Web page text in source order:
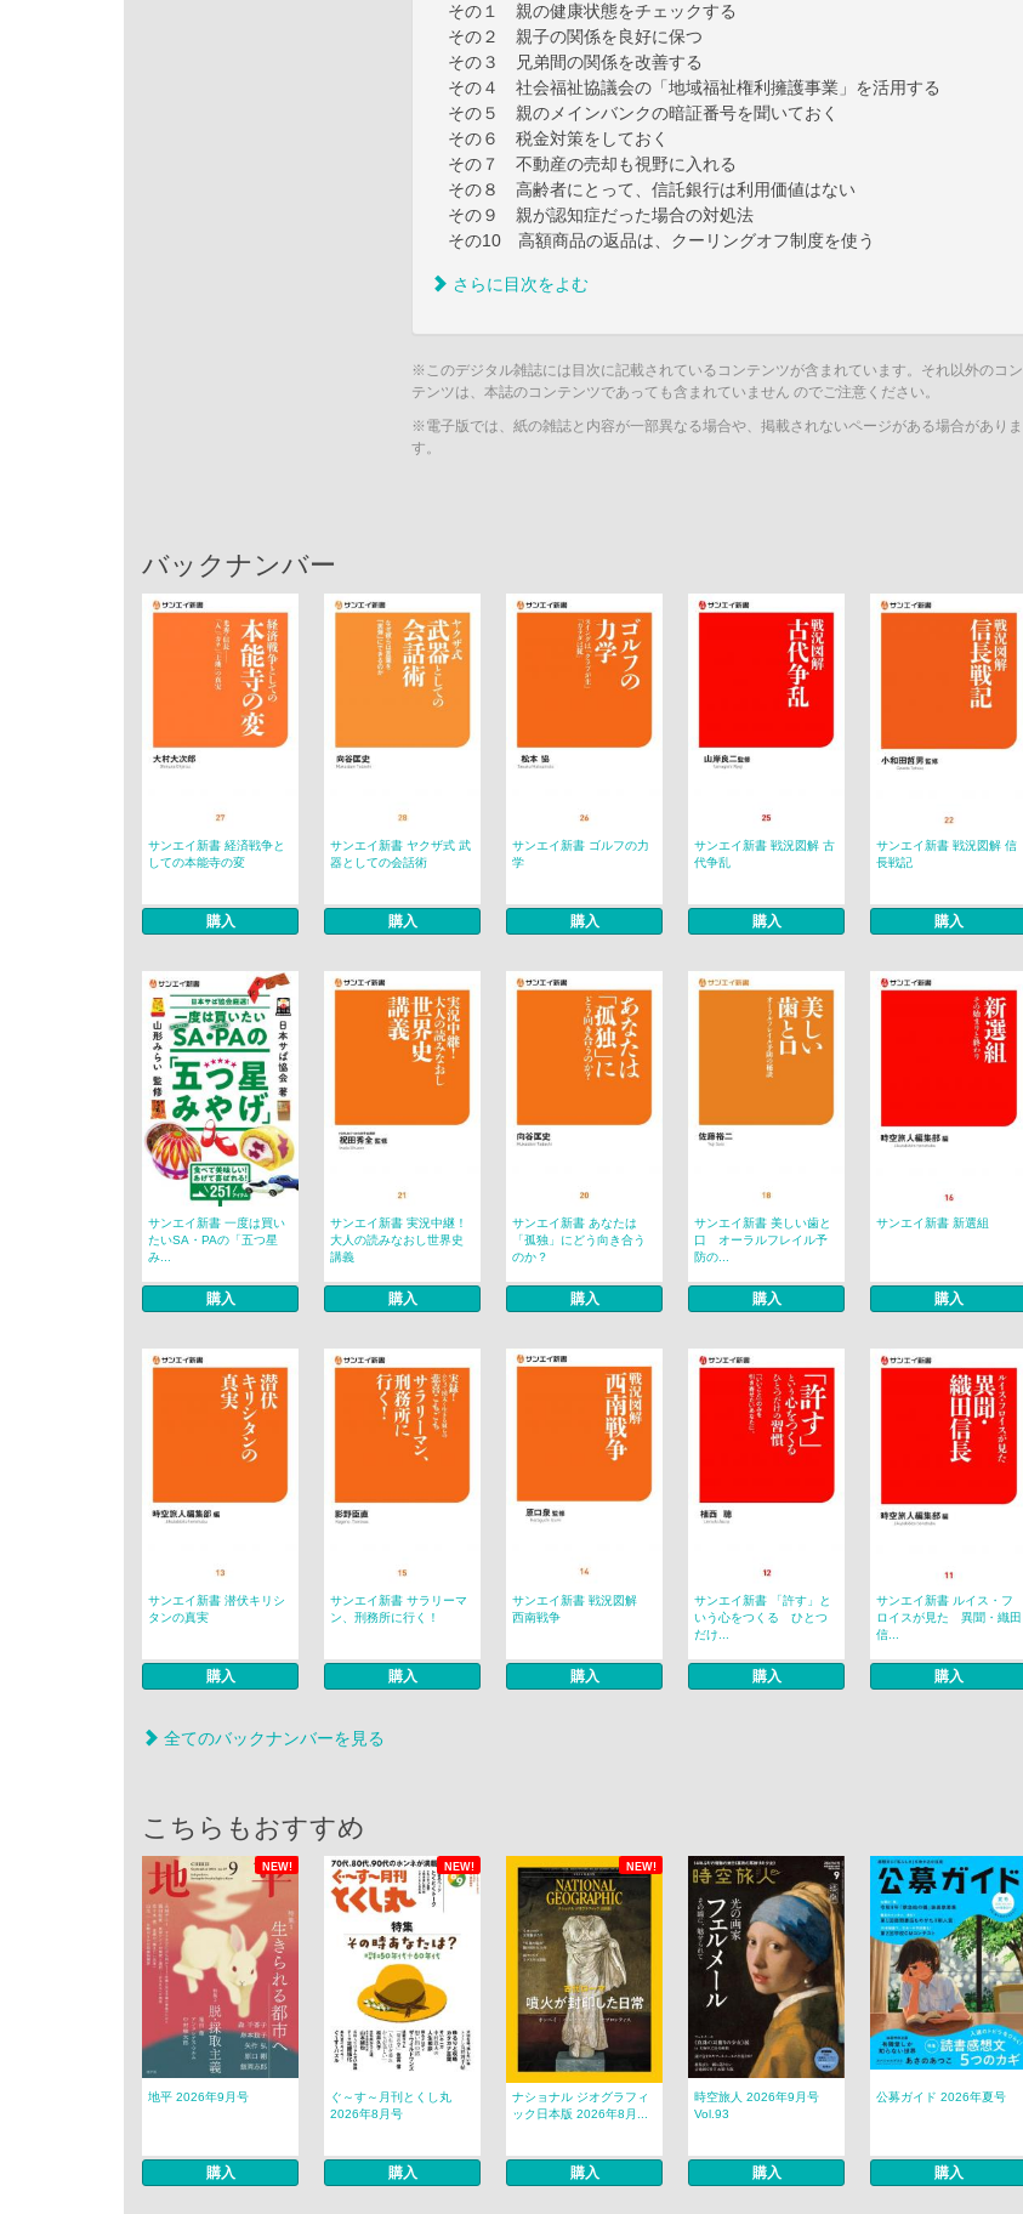
その１ 親の健康状態をチェックする
その２ 親子の関係を良好に保つ
その３ 兄弟間の関係を改善する
その４ 社会福祉協議会の「地域福祉権利擁護事業」を活用する
その５ 親のメインバンクの暗証番号を聞いておく
その６ 税金対策をしておく
その７ 不動産の売却も視野に入れる
その８ 高齢者にとって、信託銀行は利用価値はない
その９ 親が認知症だった場合の対処法
その10 高額商品の返品は、クーリングオフ制度を使う
さらに目次をよむ
※このデジタル雑誌には目次に記載されているコンテンツが含まれています。それ以外のコン
テンツは、本誌のコンテンツであっても含まれていません のでご注意ください。
※電子版では、紙の雑誌と内容が一部異なる場合や、掲載されないページがある場合がありま
す。
バックナンバー
サンエイ新書 経済戦争と
しての本能寺の変
購入
サンエイ新書 ヤクザ式 武
器としての会話術
購入
サンエイ新書 ゴルフの力
学
購入
サンエイ新書 戦況図解 古
代争乱
購入
サンエイ新書 戦況図解 信
長戦記
購入
サンエイ新書 一度は買い
たいSA・PAの「五つ星
み...
購入
サンエイ新書 実況中継！
大人の読みなおし世界史
講義
購入
サンエイ新書 あなたは
「孤独」にどう向き合う
のか？
購入
サンエイ新書 美しい歯と
口 オーラルフレイル予
防の...
購入
サンエイ新書 新選組
購入
サンエイ新書 潜伏キリシ
タンの真実
購入
サンエイ新書 サラリーマ
ン、刑務所に行く！
購入
サンエイ新書 戦況図解
西南戦争
購入
サンエイ新書 「許す」と
いう心をつくる ひとつ
だけ...
購入
サンエイ新書 ルイス・フ
ロイスが見た 異聞・織田
信...
購入
全てのバックナンバーを見る
こちらもおすすめ
NEW! NEW! NEW!
地平 2026年9月号
購入
ぐ～す～月刊とくし丸
2026年8月号
購入
ナショナル ジオグラフィ
ック日本版 2026年8月...
購入
時空旅人 2026年9月号
Vol.93
購入
公募ガイド 2026年夏号
購入